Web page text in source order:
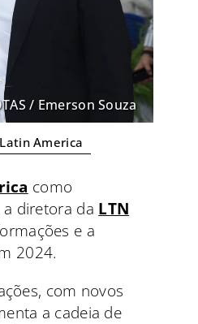
/ Emerson Souza
America
como
diretora da LTN
e a
2024.
com novos
a cadeia de